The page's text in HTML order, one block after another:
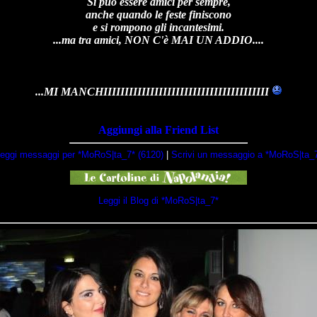
anche quando le feste finiscono
e si rompono gli incantesimi.
...ma tra amici, NON C'è MAI UN ADDIO....
...MI MANCHIIIIIIIIIIIIIIIIIIIIIIIIIIIIIIIIIIIIIII
Aggiungi alla Friend List
messaggi per *MoRoS|ta_7* (6120)| Scrivi un messaggio a
Leggi il Blog di *MoRoS|ta_7*